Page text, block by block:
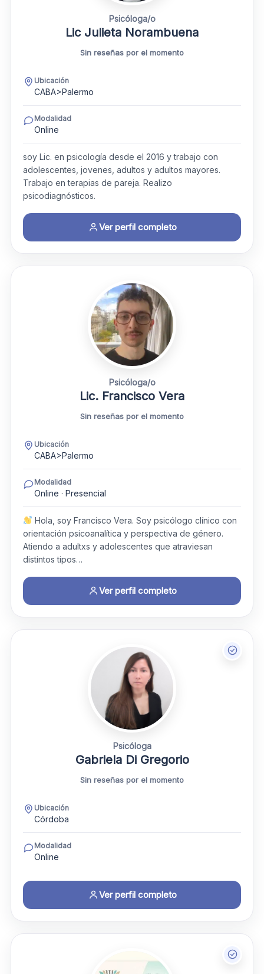
Psicóloga/o
Lic Julieta Norambuena
Sin reseñas por el momento
Ubicación
CABA>Palermo
Modalidad
Online
soy Lic. en psicología desde el 2016 y trabajo con
adolescentes, jovenes, adultos y adultos mayores.
Trabajo en terapias de pareja. Realizo
psicodiagnósticos.
Ver perfil completo
Psicóloga/o
Lic. Francisco Vera
Sin reseñas por el momento
Ubicación
CABA>Palermo
Modalidad
Online · Presencial
Hola, soy Francisco Vera. Soy psicólogo clínico con
orientación psicoanalítica y perspectiva de género.
Atiendo a adultxs y adolescentes que atraviesan
distintos tipos…
Ver perfil completo
Psicóloga
Gabriela Di Gregorio
Sin reseñas por el momento
Ubicación
Córdoba
Modalidad
Online
Ver perfil completo